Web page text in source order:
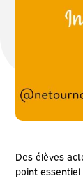
Des élèves
point